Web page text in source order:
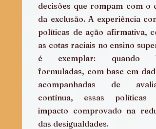
decisões que rompam com o
da exclusão. A experiência
políticas de ação afirmativa,
as cotas raciais no ensino
é exemplar: quando
formuladas, com base em
acompanhadas de
contínua, essas políticas
impacto comprovado na
das desigualdades.